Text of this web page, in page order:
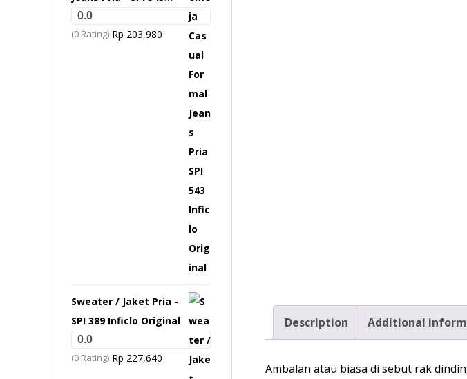
Description Additional
Ambalan atau biasa di sebut rak
Inficlo Original
0.0
(0 Rating) Rp 203,980
Sweater / Jaket Pria -
SPI 389 Inficlo Original
0.0
(0 Rating) Rp 227,640